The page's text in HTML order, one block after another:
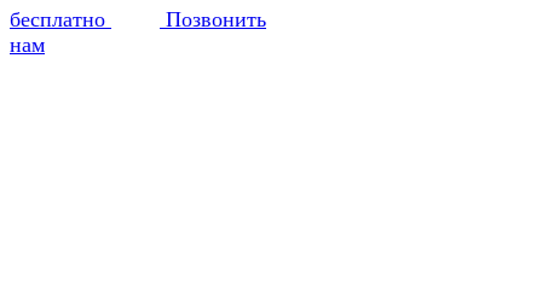
бесплатно
Позвонить
нам